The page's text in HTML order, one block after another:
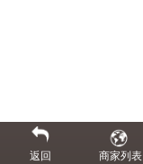
返回 商家列表